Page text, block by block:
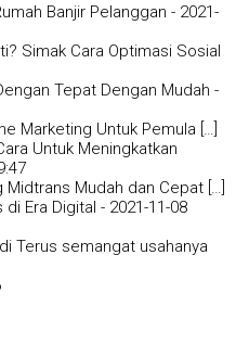
Banjir Pelanggan - 2021-
Simak Cara Optimasi Sosial
Tepat Dengan Mudah -
Marketing Untuk Pemula […]
Untuk Meningkatkan
Mudah dan Cepat […]
di Era Digital - 2021-11-08
Terus semangat usahanya